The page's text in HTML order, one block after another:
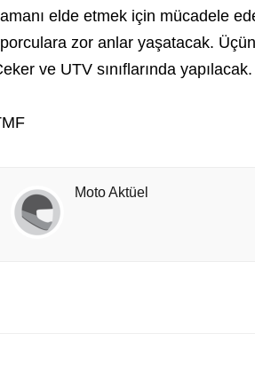
elde etmek için mücadele
zor anlar yaşatacak.
ve UTV sınıflarında yapılacak.
Moto Aktüel